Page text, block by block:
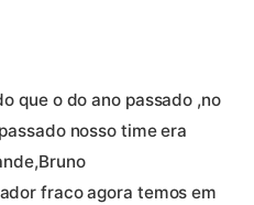
que o do ano passado ,no
nosso time era
fraco agora temos em